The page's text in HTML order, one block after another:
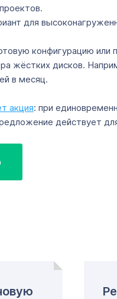
для
конфигурацию или
жёстких дисков.
в месяц.
акция: при
действует